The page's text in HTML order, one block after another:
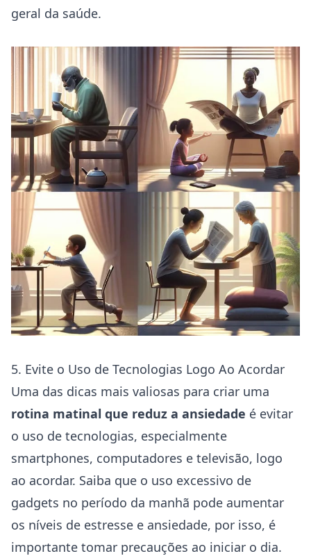
geral da saúde.
5. Evite o Uso de Tecnologias Logo Ao Acordar
Uma das dicas mais valiosas para criar uma
rotina matinal que reduz a ansiedade é evitar
o uso de tecnologias, especialmente
smartphones, computadores e televisão, logo
ao acordar. Saiba que o uso excessivo de
gadgets no período da manhã pode aumentar
os níveis de estresse e ansiedade, por isso, é
importante tomar precauções ao iniciar o dia.